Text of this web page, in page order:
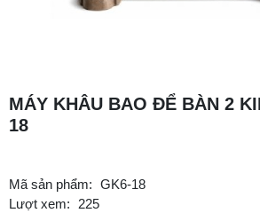
MÁY KHÂU BAO ĐỂ BÀN 2
18
Mã sản phẩm: GK6-18
Lượt xem:
225